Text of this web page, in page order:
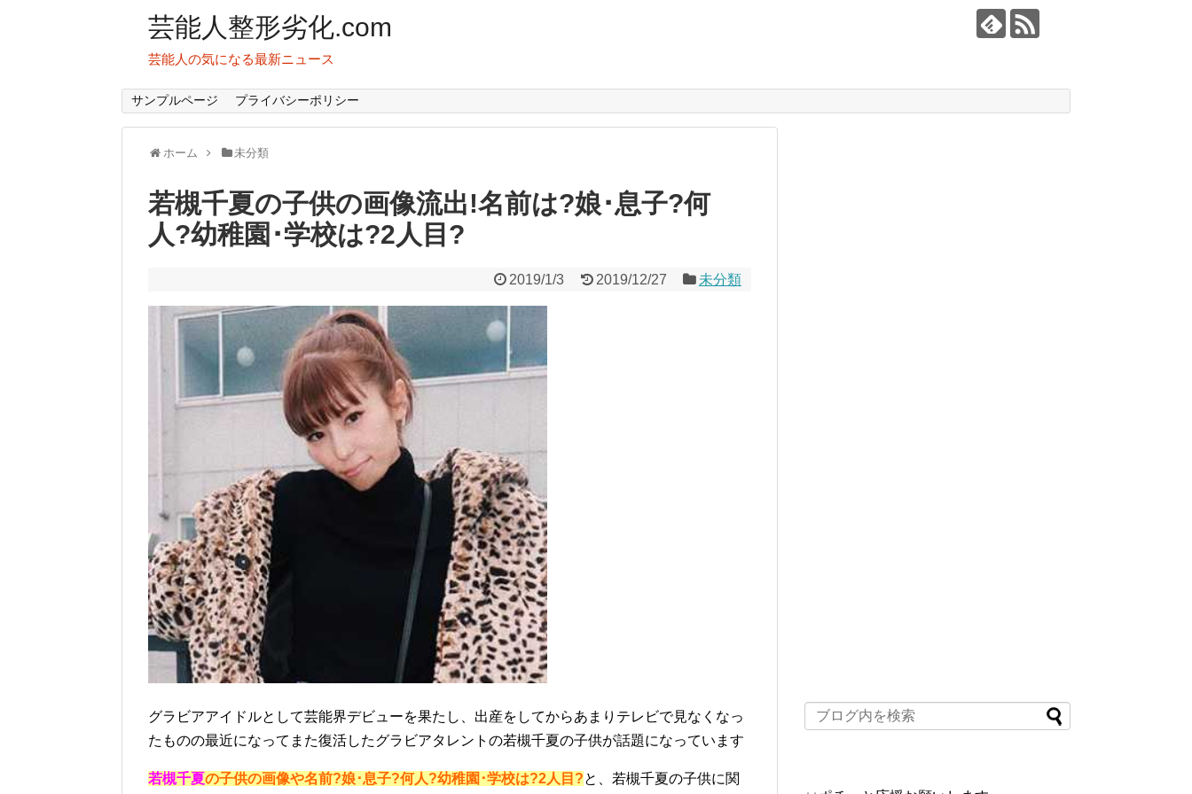
芸能人整形劣化.com
芸能人の気になる最新ニュース
サンプルページ プライバシーポリシー
ホーム 未分類
若槻千夏の子供の画像流出!名前は?娘･息子?何
人?幼稚園･学校は?2人目?
2019/1/3 2019/12/27 未分類
グラビアアイドルとして芸能界デビューを果たし、出産をしてからあまりテレビで見なくなっ
たものの最近になってまた復活したグラビアタレントの若槻千夏の子供が話題になっています
若槻千夏の子供の画像や名前?娘･息子?何人?幼稚園･学校は?2人目?と、若槻千夏の子供に関